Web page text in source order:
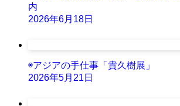
内
2026年6月18日
◉アジアの手仕事「貴久樹展」
2026年5月21日